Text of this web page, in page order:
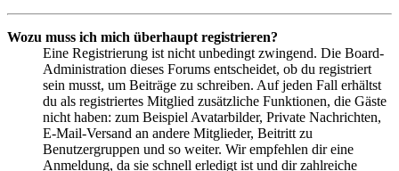
Wozu muss ich mich überhaupt registrieren?
Eine Registrierung ist nicht unbedingt zwingend. Die Board-
Administration dieses Forums entscheidet, ob du registriert
sein musst, um Beiträge zu schreiben. Auf jeden Fall erhältst
du als registriertes Mitglied zusätzliche Funktionen, die Gäste
nicht haben: zum Beispiel Avatarbilder, Private Nachrichten,
E-Mail-Versand an andere Mitglieder, Beitritt zu
Benutzergruppen und so weiter. Wir empfehlen dir eine
Anmeldung, da sie schnell erledigt ist und dir zahlreiche